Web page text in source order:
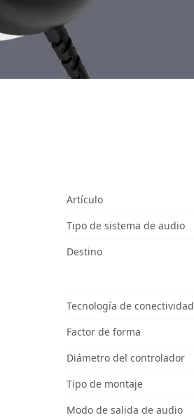
Artículo
Tipo de sistema de audio
Destino
Tecnología de conectividad
Factor de forma
Diámetro del controlador
Tipo de montaje
Modo de salida de audio